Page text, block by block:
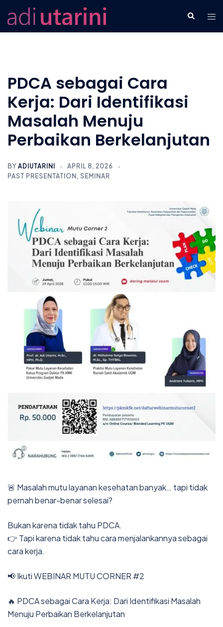
to
content
Search
PDCA sebagai Cara
Kerja: Dari Identifikasi
Masalah Menuju
Perbaikan Berkelanjutan
BY ADIUTARINI
APRIL 8, 2026
PAST PRESENTATION , SEMINAR
🚨 Masalah mutu layanan kesehatan banyak… tapi tidak
pernah benar-benar selesai?
Bukan karena tidak tahu PDCA.
👉 Tapi karena tidak tahu cara menjalankannya sebagai
cara kerja.
📢 Ikuti WEBINAR MUTU CORNER #2
🔥 PDCA sebagai Cara Kerja: Dari Identifikasi Masalah
Menuju Perbaikan Berkelanjutan